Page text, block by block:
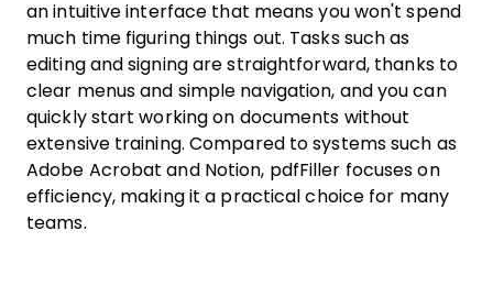
an intuitive interface that means you won't spend
much time figuring things out. Tasks such as
editing and signing are straightforward, thanks to
clear menus and simple navigation, and you can
quickly start working on documents without
extensive training. Compared to systems such as
Adobe Acrobat and Notion, pdfFiller focuses on
efficiency, making it a practical choice for many
teams.